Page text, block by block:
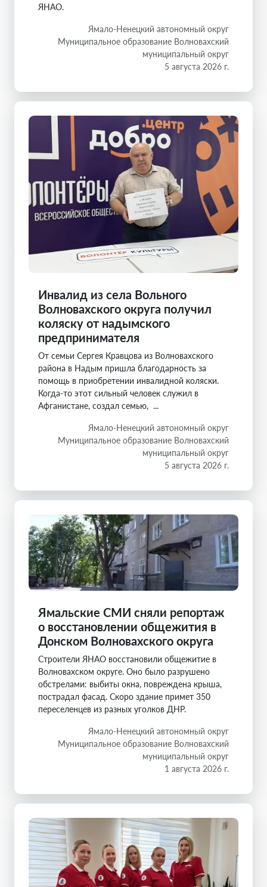
ЯНАО.
Ямало-Ненецкий автономный округ
Муниципальное образование Волновахский
муниципальный округ
5 августа 2026 г.
Инвалид из села Вольного
Волновахского округа получил
коляску от надымского
предпринимателя
От семьи Сергея Кравцова из Волновахского
района в Надым пришла благодарность за
помощь в приобретении инвалидной коляски.
Когда-то этот сильный человек служил в
Афганистане, создал семью, ...
Ямало-Ненецкий автономный округ
Муниципальное образование Волновахский
муниципальный округ
5 августа 2026 г.
Ямальские СМИ сняли репортаж
о восстановлении общежития в
Донском Волновахского округа
Строители ЯНАО восстановили общежитие в
Волновахском округе. Оно было разрушено
обстрелами: выбиты окна, повреждена крыша,
пострадал фасад. Скоро здание примет 350
переселенцев из разных уголков ДНР.
Ямало-Ненецкий автономный округ
Муниципальное образование Волновахский
муниципальный округ
1 августа 2026 г.